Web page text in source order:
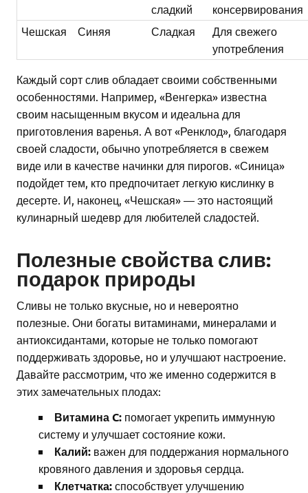
сладкий
консервирования
Чешская
Синяя Сладкая
Для свежего
употребления
Каждый сорт слив обладает своими собственными
особенностями. Например, «Венгерка» известна
своим насыщенным вкусом и идеальна для
приготовления варенья. А вот «Ренклод», благодаря
своей сладости, обычно употребляется в свежем
виде или в качестве начинки для пирогов. «Синица»
подойдет тем, кто предпочитает легкую кислинку в
десерте. И, наконец, «Чешская» — это настоящий
кулинарный шедевр для любителей сладостей.
Полезные свойства слив:
подарок природы
Сливы не только вкусные, но и невероятно
полезные. Они богаты витаминами, минералами и
антиоксидантами, которые не только помогают
поддерживать здоровье, но и улучшают настроение.
Давайте рассмотрим, что же именно содержится в
этих замечательных плодах:
Витамина C: помогает укрепить иммунную
систему и улучшает состояние кожи.
Калий: важен для поддержания нормального
кровяного давления и здоровья сердца.
Клетчатка: способствует улучшению